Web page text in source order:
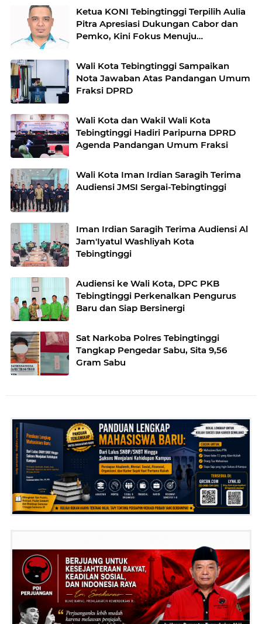
Ketua KONI Tebingtinggi Terpilih Aulia
Pitra Apresiasi Dukungan Cabor dan
Pemko, Kini Fokus Menuju
Wali Kota Tebingtinggi Sampaikan
Nota Jawaban Atas Pandangan Umum
Fraksi DPRD
Wali Kota dan Wakil Wali Kota
Tebingtinggi Hadiri Paripurna DPRD
Agenda Pandangan Umum Fraksi
Wali Kota Iman Irdian Saragih Terima
Audiensi JMSI Sergai-Tebingtinggi
Iman Irdian Saragih Terima Audiensi Al
Jam'Iyatul Washliyah Kota
Tebingtinggi
Audiensi ke Wali Kota, DPC PKB
Tebingtinggi Perkenalkan Pengurus
Baru dan Siap Bersinergi
Sat Narkoba Polres Tebingtinggi
Tangkap Pengedar Sabu, Sita 9,56
Gram Sabu